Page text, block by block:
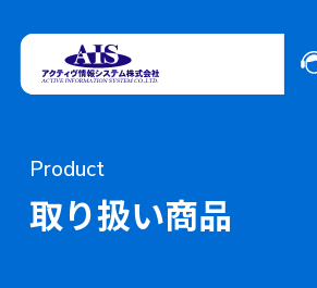
私たちについて
事業・サービスについて
Product
取り扱い商品